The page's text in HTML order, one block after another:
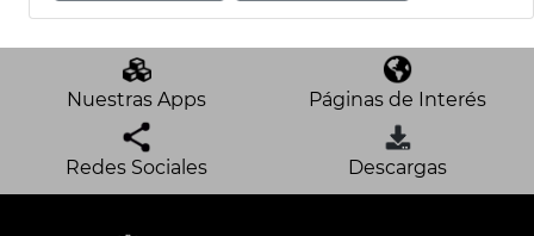
Nuestras Apps Páginas de Interés
Redes Sociales Descargas